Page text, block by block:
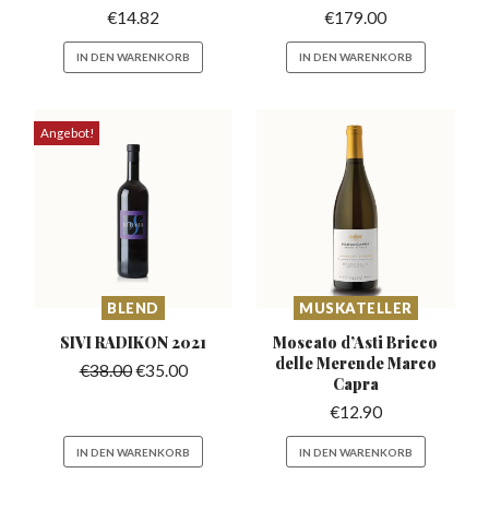
€14.82
IN DEN WARENKORB
€179.00
IN DEN WARENKORB
Angebot!
BLEND
SIVI RADIKON 2021
€38.00€35.00
IN DEN WARENKORB
MUSKATELLER
Moscato d’Asti Bricco
delle Merende Marco
Capra
€12.90
IN DEN WARENKORB